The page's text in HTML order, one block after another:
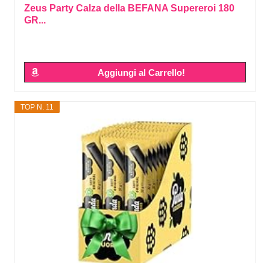
Zeus Party Calza della BEFANA Supereroi 180
GR...
Aggiungi al Carrello!
TOP N. 11